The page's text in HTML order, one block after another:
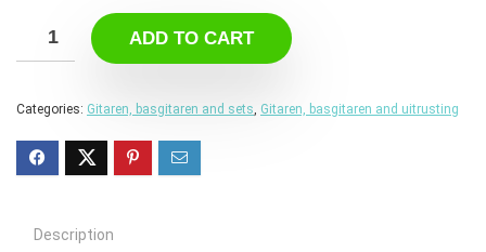
ADD TO CART
Categories: Gitaren, basgitaren and sets, Gitaren, basgitaren and uitrusting
Description